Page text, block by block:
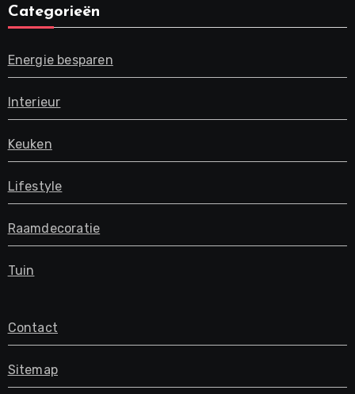
Categorieën
Energie besparen
Interieur
Keuken
Lifestyle
Raamdecoratie
Tuin
Contact
Sitemap